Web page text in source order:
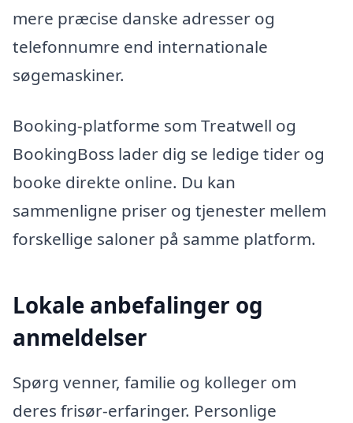
mere præcise danske adresser og
telefonnumre end internationale
søgemaskiner.
Booking-platforme som Treatwell og
BookingBoss lader dig se ledige tider og
booke direkte online. Du kan
sammenligne priser og tjenester mellem
forskellige saloner på samme platform.
Lokale anbefalinger og
anmeldelser
Spørg venner, familie og kolleger om
deres frisør-erfaringer. Personlige